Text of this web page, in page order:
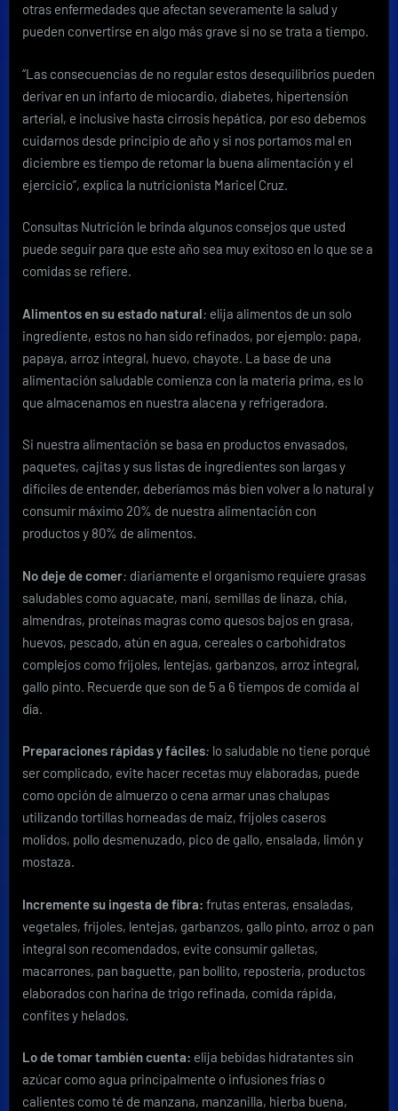
otras enfermedades que afectan severamente la salud y
pueden convertirse en algo más grave si no se trata a tiempo.
“Las consecuencias de no regular estos desequilibrios pueden
derivar en un infarto de miocardio, diabetes, hipertensión
arterial, e inclusive hasta cirrosis hepática, por eso debemos
cuidarnos desde principio de año y si nos portamos mal en
diciembre es tiempo de retomar la buena alimentación y el
ejercicio”, explica la nutricionista Maricel Cruz.
Consultas Nutrición le brinda algunos consejos que usted
puede seguir para que este año sea muy exitoso en lo que se a
comidas se refiere.
Alimentos en su estado natural: elija alimentos de un solo
ingrediente, estos no han sido refinados, por ejemplo: papa,
papaya, arroz integral, huevo, chayote. La base de una
alimentación saludable comienza con la materia prima, es lo
que almacenamos en nuestra alacena y refrigeradora.
Si nuestra alimentación se basa en productos envasados,
paquetes, cajitas y sus listas de ingredientes son largas y
difíciles de entender, deberíamos más bien volver a lo natural y
consumir máximo 20% de nuestra alimentación con
productos y 80% de alimentos.
No deje de comer: diariamente el organismo requiere grasas
saludables como aguacate, maní, semillas de linaza, chía,
almendras, proteínas magras como quesos bajos en grasa,
huevos, pescado, atún en agua, cereales o carbohidratos
complejos como frijoles, lentejas, garbanzos, arroz integral,
gallo pinto. Recuerde que son de 5 a 6 tiempos de comida al
día.
Preparaciones rápidas y fáciles: lo saludable no tiene porqué
ser complicado, evite hacer recetas muy elaboradas, puede
como opción de almuerzo o cena armar unas chalupas
utilizando tortillas horneadas de maíz, frijoles caseros
molidos, pollo desmenuzado, pico de gallo, ensalada, limón y
mostaza.
Incremente su ingesta de fibra: frutas enteras, ensaladas,
vegetales, frijoles, lentejas, garbanzos, gallo pinto, arroz o pan
integral son recomendados, evite consumir galletas,
macarrones, pan baguette, pan bollito, repostería, productos
elaborados con harina de trigo refinada, comida rápida,
confites y helados.
Lo de tomar también cuenta: elija bebidas hidratantes sin
azúcar como agua principalmente o infusiones frías o
calientes como té de manzana, manzanilla, hierba buena,